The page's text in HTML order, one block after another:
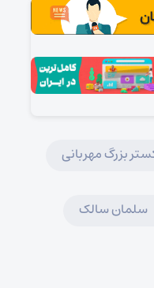
بزرگ مهربانی
سلمان سالک